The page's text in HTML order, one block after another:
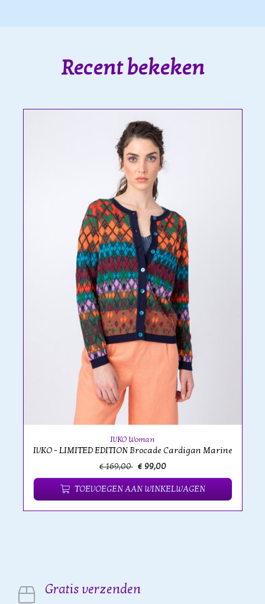
Recent bekeken
IVKO Woman
IVKO - LIMITED EDITION Brocade Cardigan Marine
€ 169,00 € 99,00
TOEVOEGEN AAN WINKELWAGEN
Gratis verzenden